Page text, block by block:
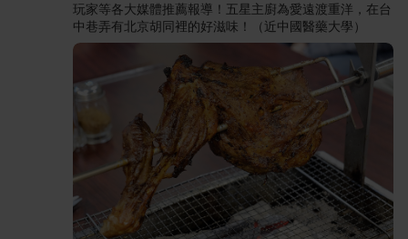
玩家等各大媒體推薦報導！五星主廚為愛遠渡重洋，在台
中巷弄有北京胡同裡的好滋味！（近中國醫藥大學）